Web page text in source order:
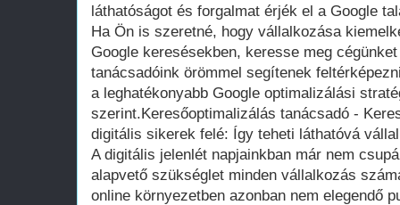
láthatóságot és forgalmat érjék el a Google
Ha Ön is szeretné, hogy vállalkozása
Google keresésekben, keresse meg
tanácsadóink örömmel segítenek
a leghatékonyabb Google optimalizálási
szerint.Keresőoptimalizálás tanácsadó -
digitális sikerek felé: Így teheti láthatóvá
A digitális jelenlét napjainkban már nem
alapvető szükséglet minden vállalkozás
online környezetben azonban nem elegendő